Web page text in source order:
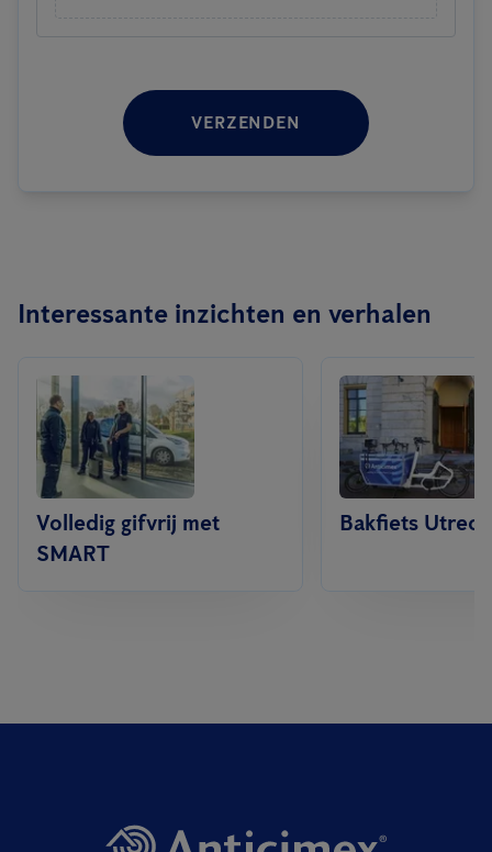
VERZENDEN
Interessante inzichten en verhalen
Volledig gifvrij met
SMART
Bakfiets